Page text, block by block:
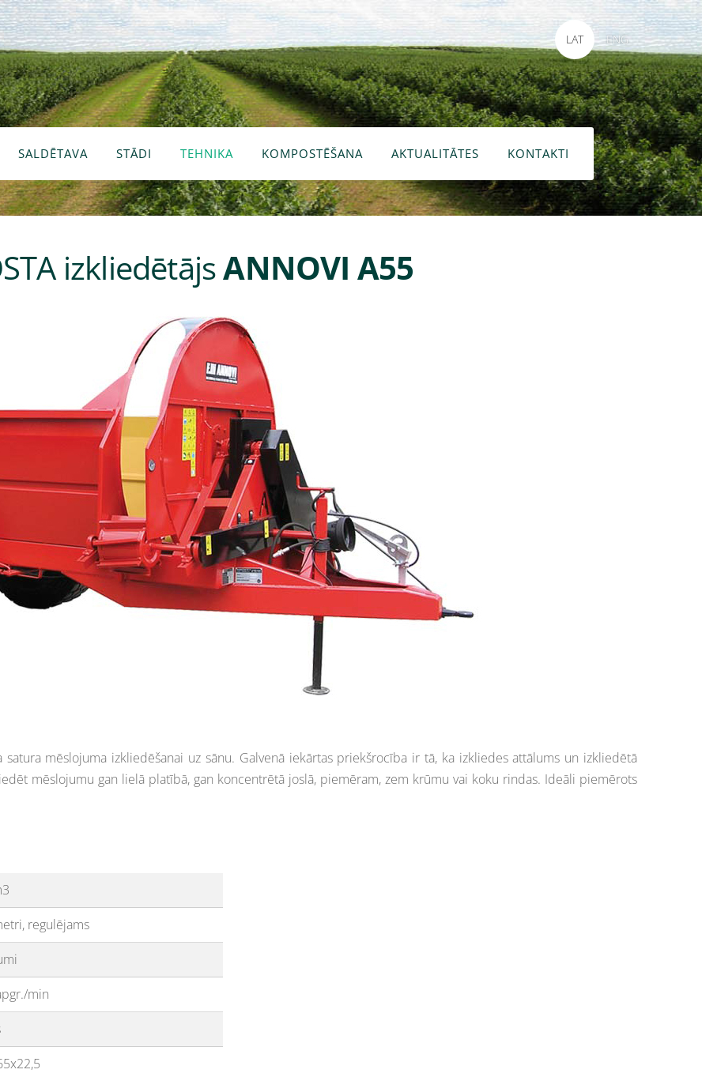
LAT ENG
SALDĒTAVA STĀDI TEHNIKA KOMPOSTĒŠANA AKTUALITĀTES KONTAKTI
izkliedētājsANNOVI A55
mēslojuma izkliedēšanai uz sānu. Galvenā iekārtas priekšrocība ir tā, ka izkliedes attālums un izkliedētā
mēslojumu gan lielā platībā, gan koncentrētā joslā, piemēram, zem krūmu vai koku rindas. Ideāli piemērots
regulējams
min